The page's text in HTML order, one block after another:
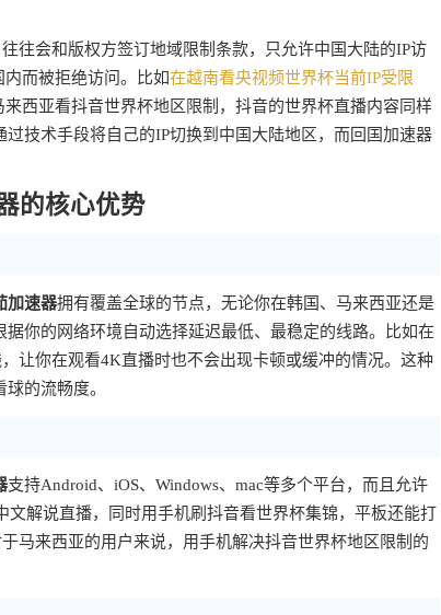
往会和版权方签订地域限制条款，只允许中国大陆的IP访
而被拒绝访问。比如在越南看央视频世界杯当前IP受限
西亚看抖音世界杯地区限制，抖音的世界杯直播内容同样
技术手段将自己的IP切换到中国大陆地区，而回国加速器
的核心优势
加速器拥有覆盖全球的节点，无论你在韩国、马来西亚还是
你的网络环境自动选择延迟最低、最稳定的线路。比如在
让你在观看4K直播时也不会出现卡顿或缓冲的情况。这种
的流畅度。
支持Android、iOS、Windows、mac等多个平台，而且允许
解说直播，同时用手机刷抖音看世界杯集锦，平板还能打
马来西亚的用户来说，用手机解决抖音世界杯地区限制的